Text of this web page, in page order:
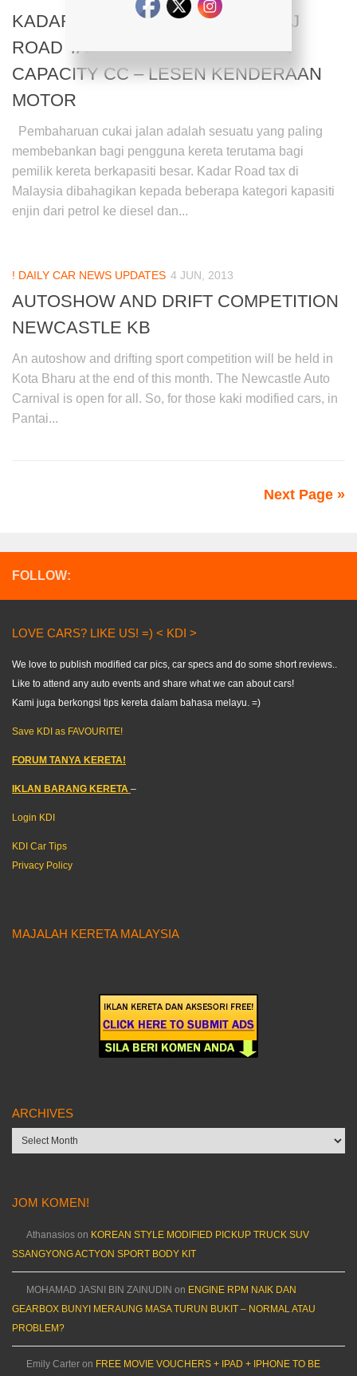
KADAR CUKAI JALAN KERETA JPJ
ROAD TAX RENEWAL BY ENGINE
CAPACITY CC – LESEN KENDERAAN
MOTOR
Pembaharuan cukai jalan adalah sesuatu yang paling
membebankan bagi pengguna kereta terutama bagi
pemilik kereta berkapasiti besar. Kadar Road tax di
Malaysia dibahagikan kepada beberapa kategori kapasiti
enjin dari petrol ke diesel dan...
! DAILY CAR NEWS UPDATES 4 JUN, 2013
AUTOSHOW AND DRIFT COMPETITION
NEWCASTLE KB
An autoshow and drifting sport competition will be held in
Kota Bharu at the end of this month. The Newcastle Auto
Carnival is open for all. So, for those kaki modified cars, in
Pantai...
Next Page »
FOLLOW:
LOVE CARS? LIKE US! =) < KDI >
We love to publish modified car pics, car specs and do some short reviews..
Like to attend any auto events and share what we can about cars!
Kami juga berkongsi tips kereta dalam bahasa melayu. =)
Save KDI as FAVOURITE!
FORUM TANYA KERETA!
IKLAN BARANG KERETA –
Login KDI
KDI Car Tips
Privacy Policy
MAJALAH KERETA MALAYSIA
ARCHIVES
Archives
JOM KOMEN!
Athanasios on KOREAN STYLE MODIFIED PICKUP TRUCK SUV
SSANGYONG ACTYON SPORT BODY KIT
MOHAMAD JASNI BIN ZAINUDIN on ENGINE RPM NAIK DAN
GEARBOX BUNYI MERAUNG MASA TURUN BUKIT – NORMAL ATAU
PROBLEM?
Emily Carter on FREE MOVIE VOUCHERS + IPAD + IPHONE TO BE